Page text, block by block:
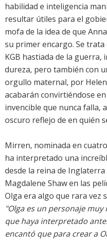
habilidad e inteligencia
resultar útiles para el
mofa de la idea de que
su primer encargo. Se
KGB hastiada de la
dureza, pero también con
orgullo maternal, por
acabarán convirtiéndose
invencible que nunca falla,
oscuro reflejo de en quién
Mirren, nominada en
ha interpretado una
desde la reina de
Magdalene Shaw en las
Olga era algo que rara vez
"Olga es un personaje
que haya interpretado
encantó que para crear a